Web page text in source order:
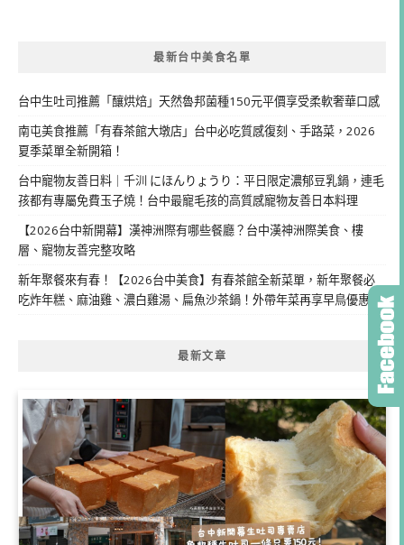
最新台中美食名單
台中生吐司推薦「釀烘焙」天然魯邦菌種150元平價享受柔軟奢華口感
南屯美食推薦「有春茶館大墩店」台中必吃質感復刻、手路菜，2026
夏季菜單全新開箱！
台中寵物友善日料｜千汌 にほんりょうり：平日限定濃郁豆乳鍋，連毛
孩都有專屬免費玉子燒！台中最寵毛孩的高質感寵物友善日本料理
【2026台中新開幕】漢神洲際有哪些餐廳？台中漢神洲際美食、樓
層、寵物友善完整攻略
新年聚餐來有春！【2026台中美食】有春茶館全新菜單，新年聚餐必
吃炸年糕、麻油雞、濃白雞湯、扁魚沙茶鍋！外帶年菜再享早鳥優惠
最新文章